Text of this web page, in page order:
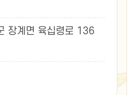
장계면 육십령로 136